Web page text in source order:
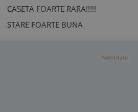
CASETA FOARTE RARA!!!!!
STARE FOARTE BUNA
Publicitate